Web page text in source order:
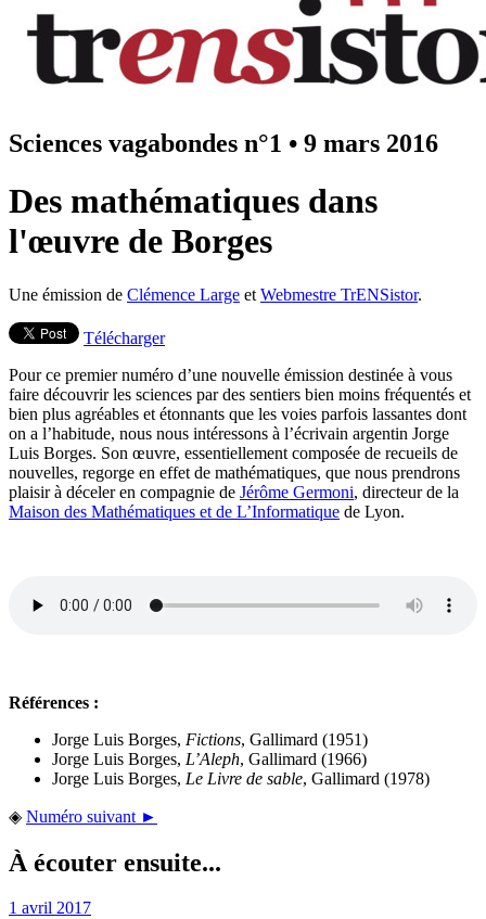
Sciences vagabondes n°1 • 9 mars 2016
Des mathématiques dans
l'œuvre de Borges
Une émission de Clémence Large et Webmestre TrENSistor.
Télécharger
Pour ce premier numéro d’une nouvelle émission destinée à vous
faire découvrir les sciences par des sentiers bien moins fréquentés et
bien plus agréables et étonnants que les voies parfois lassantes dont
on a l’habitude, nous nous intéressons à l’écrivain argentin Jorge
Luis Borges. Son œuvre, essentiellement composée de recueils de
nouvelles, regorge en effet de mathématiques, que nous prendrons
plaisir à déceler en compagnie de Jérôme Germoni, directeur de la
Maison des Mathématiques et de L’Informatique de Lyon.
Références :
Jorge Luis Borges, Fictions, Gallimard (1951)
Jorge Luis Borges, L’Aleph, Gallimard (1966)
Jorge Luis Borges, Le Livre de sable, Gallimard (1978)
◈ Numéro suivant ►
À écouter ensuite...
1 avril 2017